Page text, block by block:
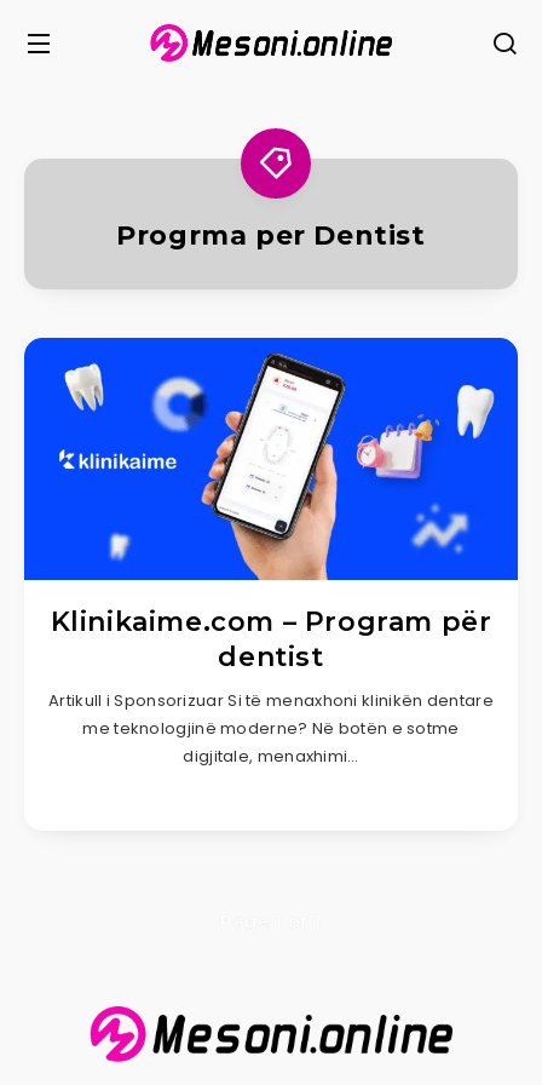
Progrma per Dentist
Klinikaime.com – Program për
dentist
Artikull i Sponsorizuar Si të menaxhoni klinikën dentare
me teknologjinë moderne? Në botën e sotme
digjitale, menaxhimi…